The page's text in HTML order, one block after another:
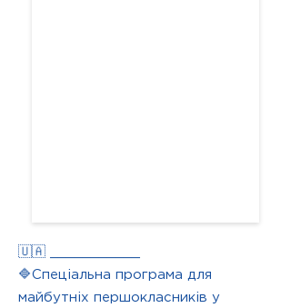
🇺🇦 ___________
🔷Спеціальна програма для
майбутніх першокласників у